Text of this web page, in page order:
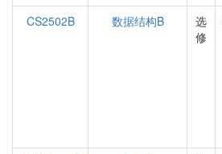
CS2502B
数据结构B
选
修